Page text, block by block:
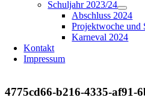
Schuljahr 2023/24
Abschluss 2024
Projektwoche und
Karneval 2024
Kontakt
Impressum
4775cd66-b216-4335-af91-